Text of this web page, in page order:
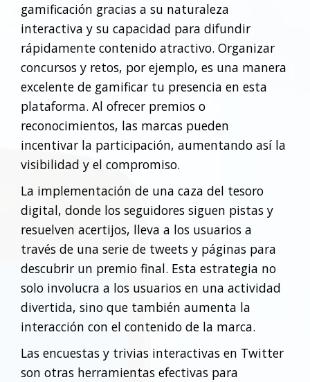
gamificación gracias a su naturaleza
interactiva y su capacidad para difundir
rápidamente contenido atractivo. Organizar
concursos y retos, por ejemplo, es una manera
excelente de gamificar tu presencia en esta
plataforma. Al ofrecer premios o
reconocimientos, las marcas pueden
incentivar la participación, aumentando así la
visibilidad y el compromiso.
La implementación de una caza del tesoro
digital, donde los seguidores siguen pistas y
resuelven acertijos, lleva a los usuarios a
través de una serie de tweets y páginas para
descubrir un premio final. Esta estrategia no
solo involucra a los usuarios en una actividad
divertida, sino que también aumenta la
interacción con el contenido de la marca.
Las encuestas y trivias interactivas en Twitter
son otras herramientas efectivas para